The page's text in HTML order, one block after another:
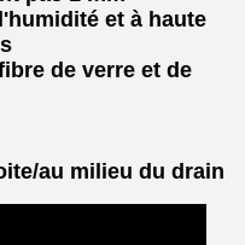
et à haute
de verre et de
au milieu du drain